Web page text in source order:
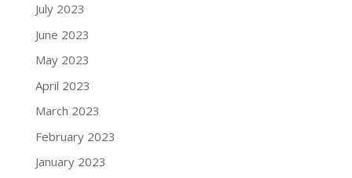
July 2023
June 2023
May 2023
April 2023
March 2023
February 2023
January 2023